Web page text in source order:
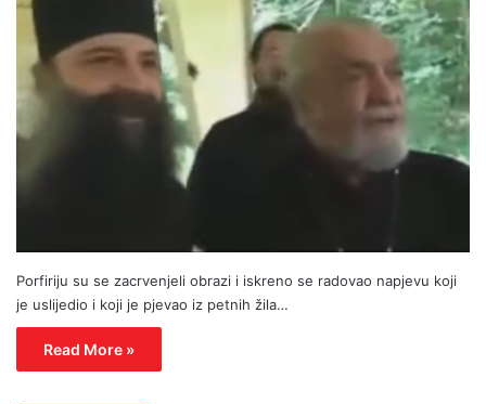
Porfiriju su se zacrvenjeli obrazi i iskreno se radovao napjevu koji
je uslijedio i koji je pjevao iz petnih žila…
Read More »